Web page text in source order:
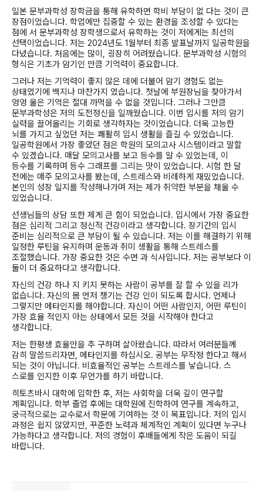
일본 문부과학성 장학금을 통해 유학하면 학비 부담이 없 다는 것이 큰
장점이었습니다. 학업에만 집중할 수 있는 환경을 조성할 수 있다는
점에 서 문부과학성 장학생으로서 유학하는 것이 저에게는 최선의
선택이었습니다. 저는 2024년도 1월부터 최종 발표날까지 일공학원을
다녔습니다. 처음에는 많이, 굉장히 어려웠습니다. 문부과학성 시험의
형식은 기초가 암기인 만큼 기억력이 중요합니다.
그러나 저는 기억력이 좋지 않은 데에 더불어 암기 경험도 없는
상태였기에 백지나 마찬가지 였습니다. 첫날에 부원장님을 찾아가서
엉엉 울은 기억은 절대 까먹을 수 없을 것입니다. 그러나 그만큼
문부과학성은 저의 도전정신을 일깨웠습니다. 이번 입시를 저의 암기
실력을 끌어올리는 기회로 생각하자는 것이었습니다. 더욱 고능한
뇌를 가지고 싶었던 저는 쾌활히 입시 생활을 즐길 수 있었습니다.
일공학원에서 가장 좋았던 점은 학원의 모의고사 시스템이라고 말할
수 있겠습니다. 매달 모의고사를 보고 등수를 알 수 있었는데, 이
등수를 기록하며 등수 그래프를 그리는 맛이 있었습니다. 시험 한 달
전에는 매주 모의고사를 봤는데, 스트레스와 비례하게 재밌었습니다.
본인의 성장 일지를 작성해나가며 저는 제가 취약한 부분을 채울 수
있었습니다.
선생님들의 상담 또한 제게 큰 힘이 되었습니다. 입시에서 가장 중요한
점은 심리적 그리고 정신적 건강이라고 생각합니다. 장기간의 입시
준비는 심리적으로 큰 부담이 될 수 있습니다. 저는 이를 해결하기 위해
일정한 루틴을 유지하며 운동과 취미 생활을 통해 스트레스를
조절했습니다. 가장 중요한 것은 수면 과 식사입니다. 저는 공부보다 이
둘이 더 중요하다고 생각합니다.
자신의 건강 하나 지 키지 못하는 사람이 공부를 잘 할 수 있을 리가
없습니다. 자신의 몸 먼저 챙기는 건강 인이 되도록 합시다. 언제나
그렇지만 메타인지를 해야합니다. 자신이 어떤 사람인지, 어떤 루틴이
가장 효율 적인지 아는 상태에서 모든 것을 시작해야 한다고
생각합니다.
저는 한평생 효율만을 추 구하며 살아왔습니다. 따라서 여러분들께
감히 말씀드리자면, 메타인지를 하십시오. 공부는 무작정 한다고 해서
되는 것이 아닙니다. 비효율적인 공부는 스트레스를 낳습니다. 스
스로를 인지한 이후 무언가를 하기 바랍니다.
히토츠바시 대학에 입학한 후, 저는 사회학을 더욱 깊이 연구할
계획입니다. 학부 졸업 후에는 대학원에 진학하여 연구를 계속하고,
궁극적으로는 교수로서 학문에 기여하는 것 이 목표입니다. 저의 입시
과정은 쉽지 않았지만, 꾸준한 노력과 체계적인 계획이 있다면 누구나
가능하다고 생각합니다. 저의 경험이 후배들에게 작은 도움이 되길
바랍니다.